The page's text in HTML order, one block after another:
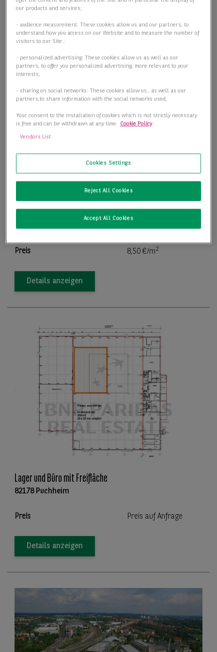
BNPPRE - Ihre Optimale Bürofläche im OPTI-Gewerbepark
45143 Essen
2
Teilbar ab 187,00 m
Preis 8,50 €/m2
Details anzeigen
Lager und Büro mit Freifläche
82178 Puchheim
Preis Preis auf Anfrage
Details anzeigen
our products and services;
- audience measurement: These cookies allow us and our partners, to
understand how you access on our Website and to measure the number of
visitors to our Site ;
- personalized advertising: These cookies allow us as well as our
partners, to offer you personalized advertising, more relevant to your
interests;
- sharing on social networks: These cookies allow us , as well as our
partners,to share information with the social networks used;
Your consent to the installation of cookies which is not strictly necessary
is free and can be withdrawn at any time. Cookie Policy
Vendors List
Cookies Settings
Reject All Cookies
Accept All Cookies